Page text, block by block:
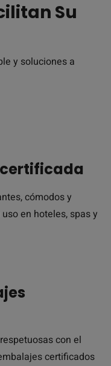
Su
y soluciones a
cómodos y
en hoteles, spas y
con el
certificados